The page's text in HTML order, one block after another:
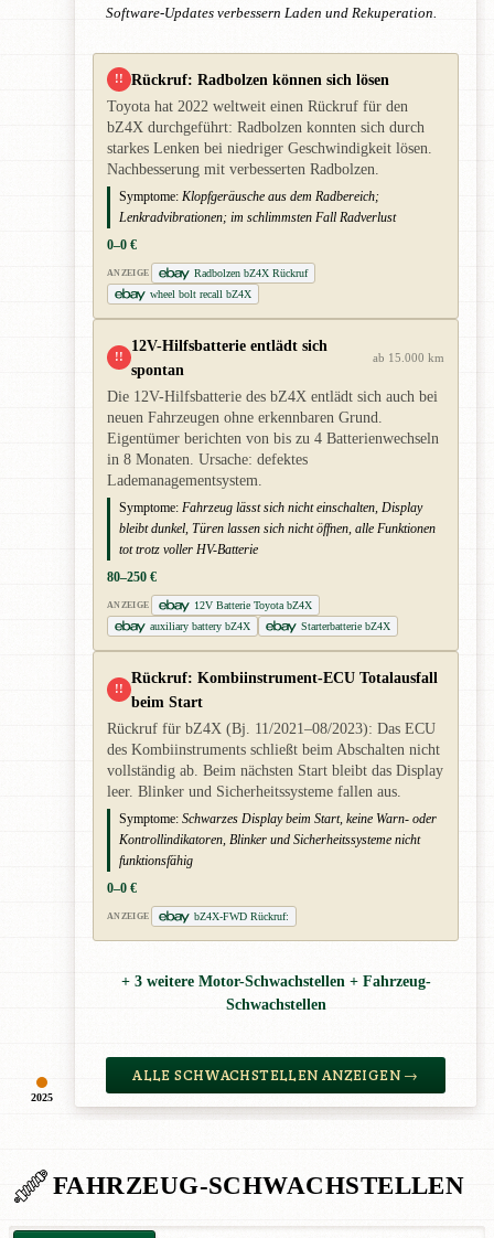
2025
Software-Updates verbessern Laden und Rekuperation.
!! Rückruf: Radbolzen können sich lösen
Toyota hat 2022 weltweit einen Rückruf für den
bZ4X durchgeführt: Radbolzen konnten sich durch
starkes Lenken bei niedriger Geschwindigkeit lösen.
Nachbesserung mit verbesserten Radbolzen.
Symptome: Klopfgeräusche aus dem Radbereich;
Lenkradvibrationen; im schlimmsten Fall Radverlust
0–0 €
ANZEIGE
Radbolzen bZ4X Rückruf
wheel bolt recall bZ4X
!!
12V-Hilfsbatterie entlädt sich
spontan
ab 15.000 km
Die 12V-Hilfsbatterie des bZ4X entlädt sich auch bei
neuen Fahrzeugen ohne erkennbaren Grund.
Eigentümer berichten von bis zu 4 Batterienwechseln
in 8 Monaten. Ursache: defektes
Lademanagementsystem.
Symptome: Fahrzeug lässt sich nicht einschalten, Display
bleibt dunkel, Türen lassen sich nicht öffnen, alle Funktionen
tot trotz voller HV-Batterie
80–250 €
ANZEIGE
12V Batterie Toyota bZ4X
auxiliary battery bZ4X
Starterbatterie bZ4X
!!
Rückruf: Kombiinstrument-ECU Totalausfall
beim Start
Rückruf für bZ4X (Bj. 11/2021–08/2023): Das ECU
des Kombiinstruments schließt beim Abschalten nicht
vollständig ab. Beim nächsten Start bleibt das Display
leer. Blinker und Sicherheitssysteme fallen aus.
Symptome: Schwarzes Display beim Start, keine Warn- oder
Kontrollindikatoren, Blinker und Sicherheitssysteme nicht
funktionsfähig
0–0 €
ANZEIGE bZ4X-FWD Rückruf:
+ 3 weitere Motor-Schwachstellen + Fahrzeug-
Schwachstellen
ALLE SCHWACHSTELLEN ANZEIGEN →
FAHRZEUG-SCHWACHSTELLEN